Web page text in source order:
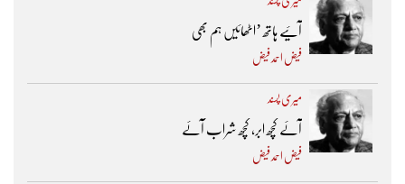
آئیے ہاتھ ’اٹھائیں ہم بھی
فیض احمد فیض
میری پسند
آئے کچھ ابر، کچھ شراب آئے
فیض احمد فیض